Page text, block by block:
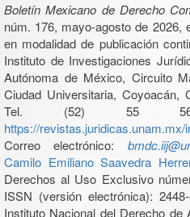
Boletín Mexicano de Derecho
núm. 176, mayo-agosto de 2026,
en modalidad de publicación
Instituto de Investigaciones
Autónoma de México, Circuito
Ciudad Universitaria, Coyoacán,
Tel. (52) 55
https://
Correo electrónico:
Camilo Emiliano Saavedra
Derechos al Uso Exclusivo
ISSN (versión electrónica):
Instituto Nacional del Derecho